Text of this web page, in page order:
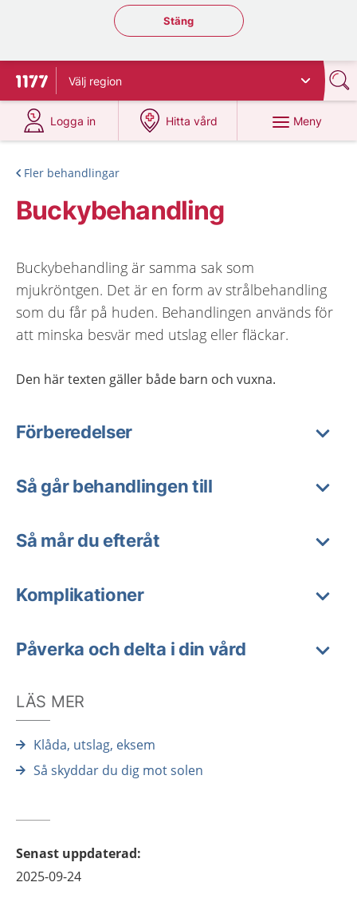
Stäng regionsväljaren
Stäng
Till startsidan för 1177
Välj region
Logga in
på 1177.se
Hitta vård
på 1177.se
Meny
Fler behandlingar
Buckybehandling
Buckybehandling är samma sak som
mjukröntgen. Det är en form av strålbehandling
som du får på huden. Behandlingen används för
att minska besvär med utslag eller fläckar.
Den här texten gäller både barn och vuxna.
Förberedelser
Så går behandlingen till
Så mår du efteråt
Komplikationer
Påverka och delta i din vård
LÄS MER
Klåda, utslag, eksem
Så skyddar du dig mot solen
Senast uppdaterad:
2025-09-24